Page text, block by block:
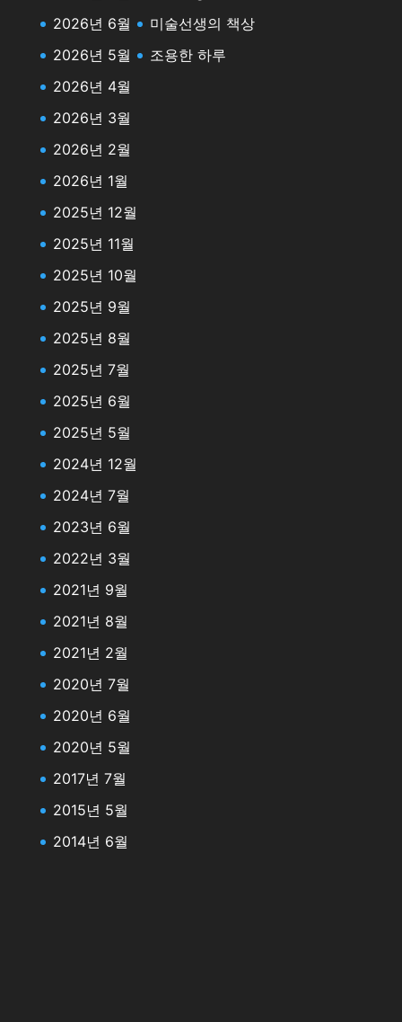
2026년 6월
2026년 5월
2026년 4월
2026년 3월
2026년 2월
2026년 1월
2025년 12월
2025년 11월
2025년 10월
2025년 9월
2025년 8월
2025년 7월
2025년 6월
2025년 5월
2024년 12월
2024년 7월
2023년 6월
2022년 3월
2021년 9월
2021년 8월
2021년 2월
2020년 7월
2020년 6월
2020년 5월
2017년 7월
2015년 5월
2014년 6월
미술선생의 책상
조용한 하루